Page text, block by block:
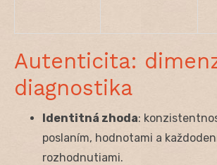
Autenticita:
diagnostika
Identitná zhoda:
poslaním, hodnotami a
rozhodnutiami.